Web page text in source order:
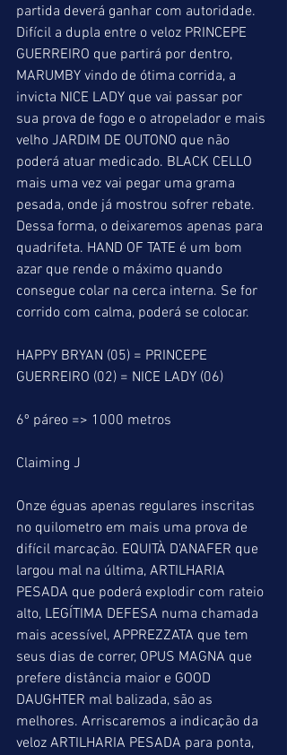
partida deverá ganhar com autoridade.
Difícil a dupla entre o veloz PRINCEPE
GUERREIRO que partirá por dentro,
MARUMBY vindo de ótima corrida, a
invicta NICE LADY que vai passar por
sua prova de fogo e o atropelador e mais
velho JARDIM DE OUTONO que não
poderá atuar medicado. BLACK CELLO
mais uma vez vai pegar uma grama
pesada, onde já mostrou sofrer rebate.
Dessa forma, o deixaremos apenas para
quadrifeta. HAND OF TATE é um bom
azar que rende o máximo quando
consegue colar na cerca interna. Se for
corrido com calma, poderá se colocar.
HAPPY BRYAN (05) = PRINCEPE
GUERREIRO (02) = NICE LADY (06)
6º páreo => 1000 metros
Claiming J
Onze éguas apenas regulares inscritas
no quilometro em mais uma prova de
difícil marcação. EQUITÀ D’ANAFER que
largou mal na última, ARTILHARIA
PESADA que poderá explodir com rateio
alto, LEGÍTIMA DEFESA numa chamada
mais acessível, APPREZZATA que tem
seus dias de correr, OPUS MAGNA que
prefere distância maior e GOOD
DAUGHTER mal balizada, são as
melhores. Arriscaremos a indicação da
veloz ARTILHARIA PESADA para ponta,